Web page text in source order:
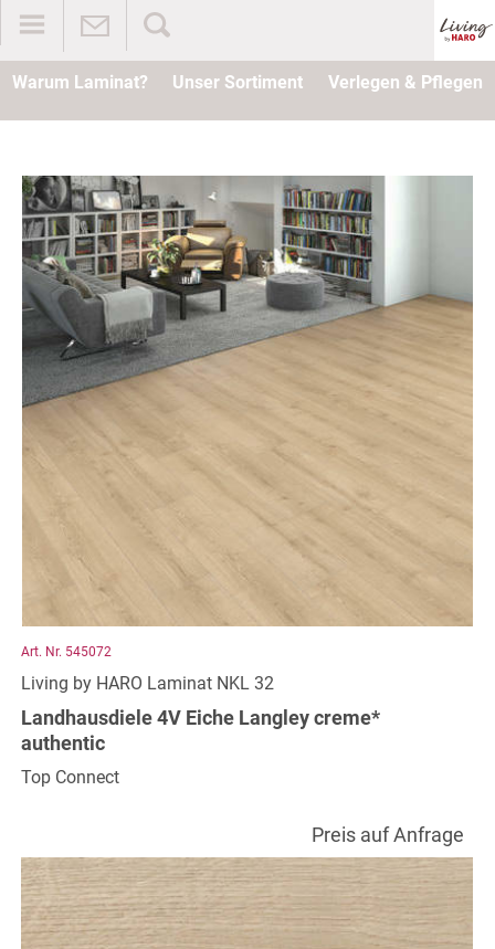
Warum Laminat? Unser Sortiment Verlegen & Pflegen
Art. Nr. 545072
Living by HARO Laminat NKL 32
Landhausdiele 4V Eiche Langley creme*
authentic
Top Connect
Preis auf Anfrage